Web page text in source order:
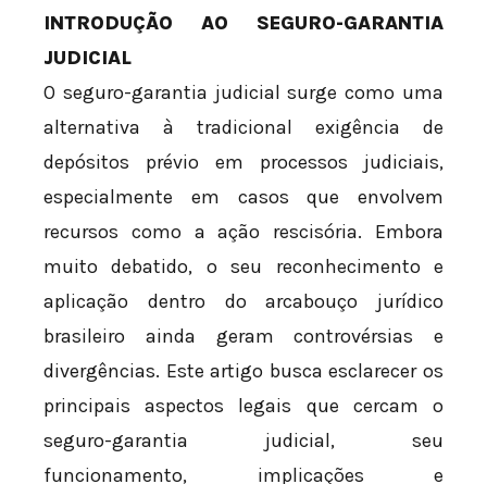
INTRODUÇÃO AO SEGURO-GARANTIA
JUDICIAL
O seguro-garantia judicial surge como uma
alternativa à tradicional exigência de
depósitos prévio em processos judiciais,
especialmente em casos que envolvem
recursos como a ação rescisória. Embora
muito debatido, o seu reconhecimento e
aplicação dentro do arcabouço jurídico
brasileiro ainda geram controvérsias e
divergências. Este artigo busca esclarecer os
principais aspectos legais que cercam o
seguro-garantia judicial, seu
funcionamento, implicações e